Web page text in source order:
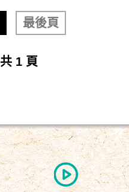
最後頁
1 頁